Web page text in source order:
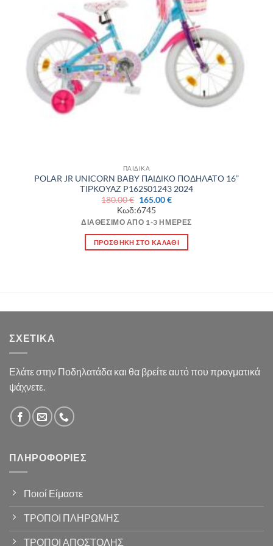
ΠΑΙΔΙΚΑ
POLAR JR UNICORN BABY ΠΑΙΔΙΚΟ ΠΟΔΗΛΑΤΟ 16”
ΤΙΡΚΟΥΑΖ P162S01243 2024
180.00€ Original
price
was:
180.00 €.
165.00€Η
είναι:
Κωδ:6745
ΔΙΑΘΈΣΙΜΟ ΑΠΌ 1-3 ΗΜΈΡΕΣ
ΠΡΟΣΘΉΚΗ ΣΤΟ ΚΑΛΆΘΙ
ΣΧΕΤΙΚΆ
Ελάτε στην Ποδηλατάδα και θα βρείτε αυτό που πραγματικά
ψάχνετε.
ΠΛΗΡΟΦΟΡΊΕΣ
Ποιοί Είμαστε
ΤΡΟΠΟΙ ΠΛΗΡΩΜΗΣ
ΤΡΟΠΟΙ ΑΠΟΣΤΟΛΗΣ